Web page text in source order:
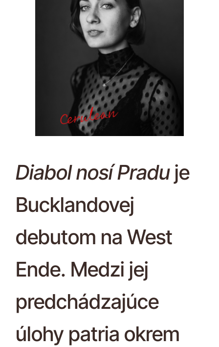
Diabol nosí Pradu je
Bucklandovej
debutom na West
Ende. Medzi jej
predchádzajúce
úlohy patria okrem